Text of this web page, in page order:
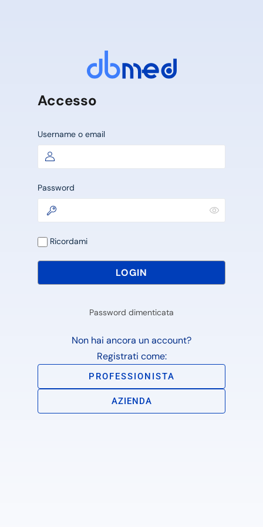
Accesso
Username o email
Password
Ricordami
Password dimenticata
Non hai ancora un account?
Registrati come:
PROFESSIONISTA
AZIENDA